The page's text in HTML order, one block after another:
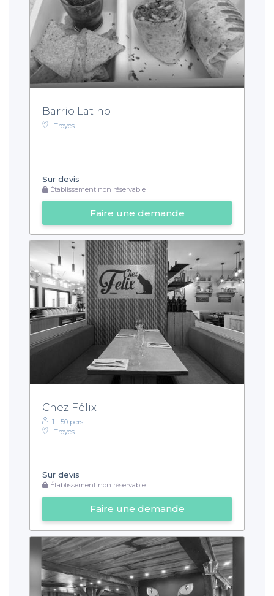
Barrio Latino
Troyes
Sur devis
Établissement non réservable
Faire une demande
Chez Félix
1 - 50 pers.
Troyes
Sur devis
Établissement non réservable
Faire une demande